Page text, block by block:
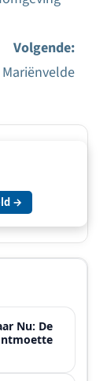
Volgende:
→
Nu: De